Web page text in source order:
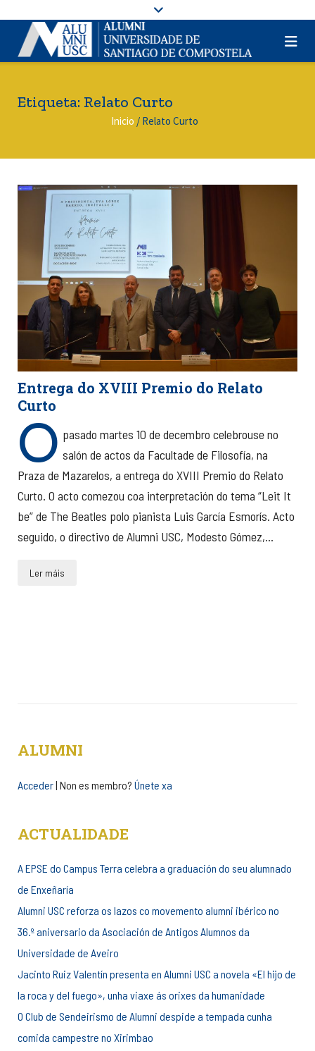
Etiqueta: Relato Curto
Inicio / Relato Curto
Entrega do XVIII Premio do Relato
Curto
O pasado martes 10 de decembro celebrouse no
salón de actos da Facultade de Filosofía, na
Praza de Mazarelos, a entrega do XVIII Premio do Relato
Curto. O acto comezou coa interpretación do tema “Leit It
be” de The Beatles polo pianista Luis García Esmorís. Acto
seguido, o directivo de Alumni USC, Modesto Gómez,...
Ler máis
ALUMNI
Acceder| Non es membro? Únete xa
ACTUALIDADE
A EPSE do Campus Terra celebra a graduación do seu alumnado
de Enxeñaría
Alumni USC reforza os lazos co movemento alumni ibérico no
36.º aniversario da Asociación de Antigos Alumnos da
Universidade de Aveiro
Jacinto Ruiz Valentín presenta en Alumni USC a novela «El hijo de
la roca y del fuego», unha viaxe ás orixes da humanidade
O Club de Sendeirismo de Alumni despide a tempada cunha
comida campestre no Xirimbao